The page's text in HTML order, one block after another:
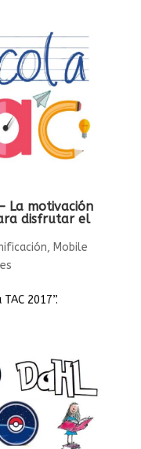
La motivación
disfrutar el
, Mobile
2017”.